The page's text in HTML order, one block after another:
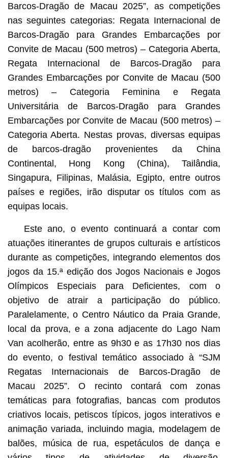
Barcos-Dragão de Macau 2025”, as competições
nas seguintes categorias: Regata Internacional de
Barcos-Dragão para Grandes Embarcações por
Convite de Macau (500 metros) – Categoria Aberta,
Regata Internacional de Barcos-Dragão para
Grandes Embarcações por Convite de Macau (500
metros) – Categoria Feminina e Regata
Universitária de Barcos-Dragão para Grandes
Embarcações por Convite de Macau (500 metros) –
Categoria Aberta. Nestas provas, diversas equipas
de barcos-dragão provenientes da China
Continental, Hong Kong (China), Tailândia,
Singapura, Filipinas, Malásia, Egipto, entre outros
países e regiões, irão disputar os títulos com as
equipas locais.
Este ano, o evento continuará a contar com
atuações itinerantes de grupos culturais e artísticos
durante as competições, integrando elementos dos
jogos da 15.ª edição dos Jogos Nacionais e Jogos
Olímpicos Especiais para Deficientes, com o
objetivo de atrair a participação do público.
Paralelamente, o Centro Náutico da Praia Grande,
local da prova, e a zona adjacente do Lago Nam
Van acolherão, entre as 9h30 e as 17h30 nos dias
do evento, o festival temático associado à “SJM
Regatas Internacionais de Barcos-Dragão de
Macau 2025”. O recinto contará com zonas
temáticas para fotografias, bancas com produtos
criativos locais, petiscos típicos, jogos interativos e
animação variada, incluindo magia, modelagem de
balões, música de rua, espetáculos de dança e